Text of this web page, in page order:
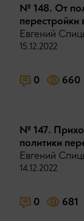
№ 148. От
перестройки
Евгений
15.12.2022
0
№ 147.
политики
Евгений
14.12.2022
0